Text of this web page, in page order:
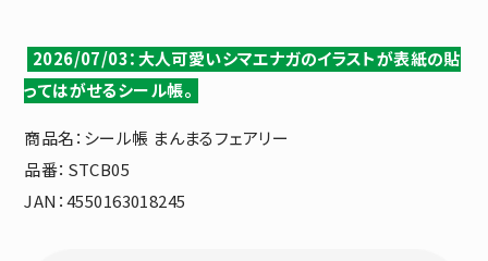
2026/07/03：大人可愛いシマエナガのイラストが表紙の貼
ってはがせるシール帳。
商品名：シール帳 まんまるフェアリー
品番：STCB05
JAN：4550163018245